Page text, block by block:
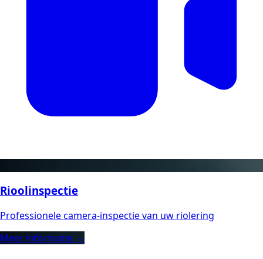
Rioolinspectie
Professionele camera-inspectie van uw riolering
Meer informatie →